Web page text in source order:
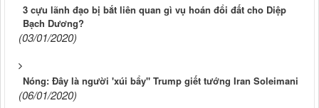
3 cựu lãnh đạo bị bắt liên quan gì vụ hoán đổi đất cho Diệp
Bạch Dương?
(03/01/2020)
Nóng: Đây là người 'xúi bẩy" Trump giết tướng Iran Soleimani
(06/01/2020)